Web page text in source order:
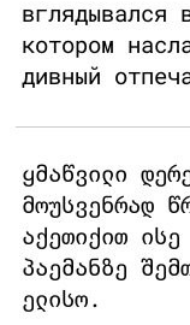
вглядывался
котором
дивный
ყმაწვილი
მოუსვენრად
აქეთიქით
პაემანზე
ელისო.